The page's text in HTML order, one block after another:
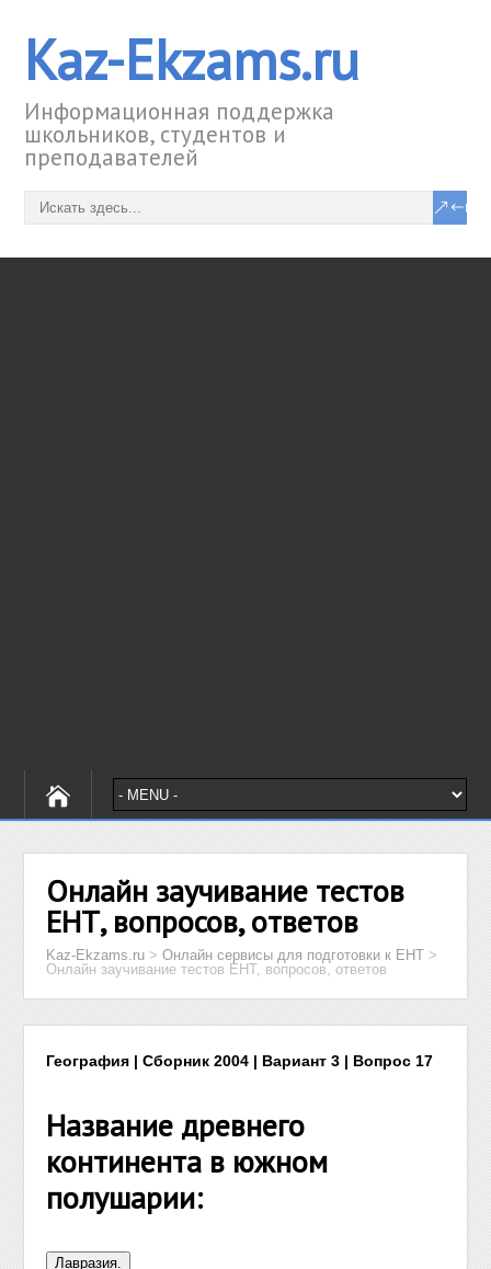
Kaz-Ekzams.ru
Информационная поддержка
школьников, студентов и
преподавателей
Онлайн заучивание тестов
ЕНТ, вопросов, ответов
Kaz-Ekzams.ru >Онлайн сервисы для подготовки к ЕНТ >
Онлайн заучивание тестов ЕНТ, вопросов, ответов
География | Сборник 2004 | Вариант 3 | Вопрос 17
Название древнего
континента в южном
полушарии: